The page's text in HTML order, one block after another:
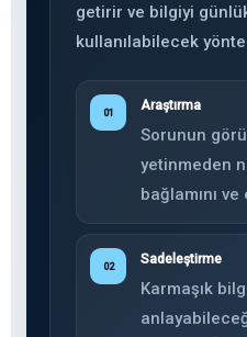
getirir ve bilgiyi
kullanılabilecek
01 Araştırma
Sorunun
yetinmeden
bağlamını
02 Sadeleştirme
Karmaşık